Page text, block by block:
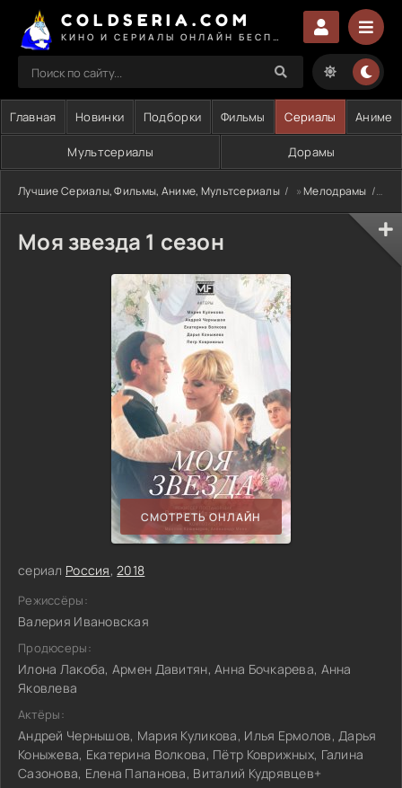
COLDSERIA.COM
Главная Новинки Подборки Фильмы Сериалы Аниме
Мультсериалы Дорамы
Лучшие Сериалы, Фильмы, Аниме, Мультсериалы »Мелодрамы »
Моя звезда 1 сезон
СМОТРЕТЬ ОНЛАЙН
сериал Россия,2018
Режиссёры:
Валерия Ивановская
Продюсеры:
Илона Лакоба, Армен Давитян, Анна Бочкарева, Анна
Яковлева
Актёры:
Андрей Чернышов, Мария Куликова, Илья Ермолов, Дарья
Коныжева, Екатерина Волкова, Пётр Коврижных, Галина
Сазонова, Елена Папанова, Виталий Кудрявцев+